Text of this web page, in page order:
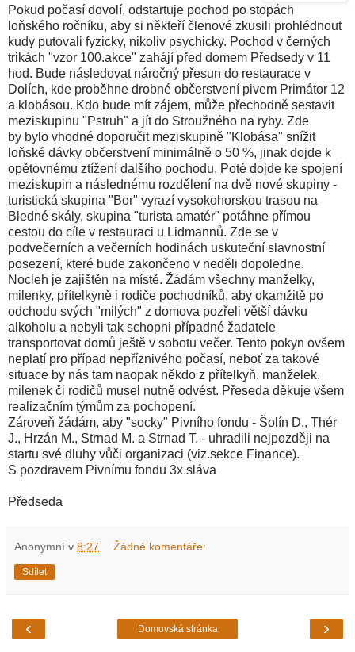
Pokud počasí dovolí, odstartuje pochod po stopách
loňského ročníku, aby si někteří členové zkusili prohlédnout
kudy putovali fyzicky, nikoliv psychicky. Pochod v černých
trikách "vzor 100.akce" zahájí před domem Předsedy v 11
hod. Bude následovat náročný přesun do restaurace v
Dolích, kde proběhne drobné občerstvení pivem Primátor 12
a klobásou. Kdo bude mít zájem, může přechodně sestavit
meziskupinu "Pstruh" a jít do Stroužného na ryby. Zde
by bylo vhodné doporučit meziskupině "Klobása" snížit
loňské dávky občerstvení minimálně o 50 %, jinak dojde k
opětovnému ztížení dalšího pochodu. Poté dojde ke spojení
meziskupin a následnému rozdělení na dvě nové skupiny -
turistická skupina "Bor" vyrazí vysokohorskou trasou na
Bledné skály, skupina "turista amatér" potáhne přímou
cestou do cíle v restauraci u Lidmannů. Zde se v
podvečerních a večerních hodinách uskuteční slavnostní
posezení, které bude zakončeno v neděli dopoledne.
Nocleh je zajištěn na místě. Žádám všechny manželky,
milenky, přítelkyně i rodiče pochodníků, aby okamžitě po
odchodu svých "milých" z domova pozřeli větší dávku
alkoholu a nebyli tak schopni případné žadatele
transportovat domů ještě v sobotu večer. Tento pokyn ovšem
neplatí pro případ nepříznivého počasí, neboť za takové
situace by nás tam naopak někdo z přítelkyň, manželek,
milenek či rodičů musel nutně odvést. Přeseda děkuje všem
realizačním týmům za pochopení.
Zároveň žádám, aby "socky" Pivního fondu - Šolín D., Thér
J., Hrzán M., Strnad M. a Strnad T. - uhradili nejpozději na
startu své dluhy vůči organizaci (viz.sekce Finance).
S pozdravem Pivnímu fondu 3x sláva
Předseda
Anonymní v 8:27 Žádné komentáře:
Sdílet
‹ ›
Domovská stránka